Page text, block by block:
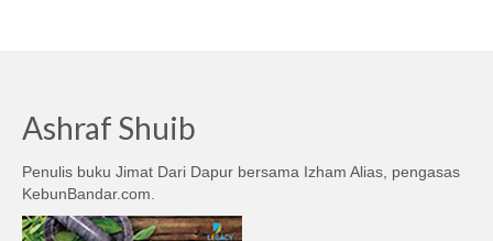
Ashraf Shuib
Penulis buku Jimat Dari Dapur bersama Izham Alias, pengasas
KebunBandar.com.